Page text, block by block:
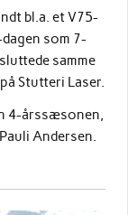
bl.a. et V75-
som 7-
samme
Stutteri Laser.
4-årssæsonen,
Andersen.